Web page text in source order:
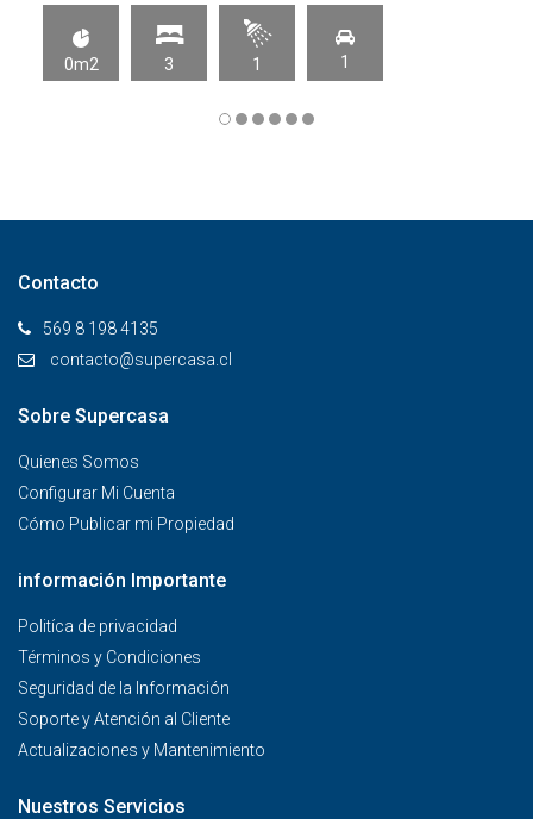
0m2 3 1 1
Contacto
569 8 198 4135
contacto@supercasa.cl
Sobre Supercasa
Quienes Somos
Configurar Mi Cuenta
Cómo Publicar mi Propiedad
información Importante
Politíca de privacidad
Términos y Condiciones
Seguridad de la Información
Soporte y Atención al Cliente
Actualizaciones y Mantenimiento
Nuestros Servicios